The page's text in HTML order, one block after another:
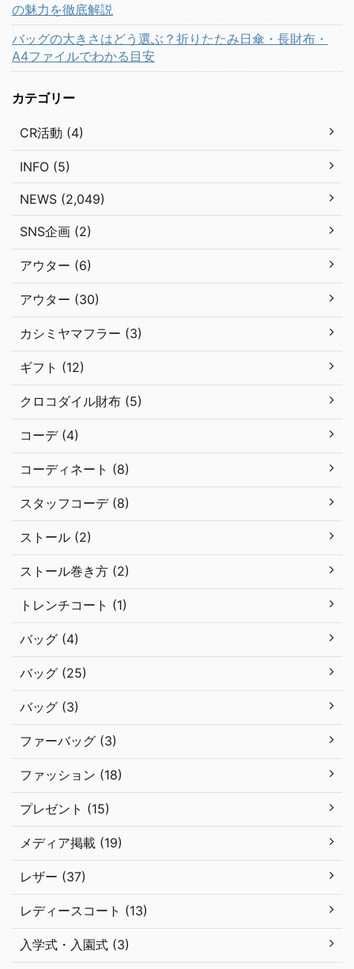
の魅力を徹底解説
バッグの大きさはどう選ぶ？折りたたみ日傘・長財布・
A4ファイルでわかる目安
カテゴリー
CR活動 (4)
INFO (5)
NEWS (2,049)
SNS企画 (2)
アウター (6)
アウター (30)
カシミヤマフラー (3)
ギフト (12)
クロコダイル財布 (5)
コーデ (4)
コーディネート (8)
スタッフコーデ (8)
ストール (2)
ストール巻き方 (2)
トレンチコート (1)
バッグ (4)
バッグ (25)
バッグ (3)
ファーバッグ (3)
ファッション (18)
プレゼント (15)
メディア掲載 (19)
レザー (37)
レディースコート (13)
入学式・入園式 (3)